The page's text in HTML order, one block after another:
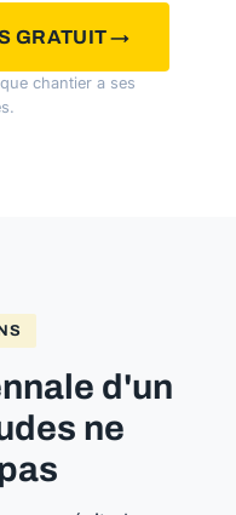
GRATUIT →
chantier a ses
d'un
ne